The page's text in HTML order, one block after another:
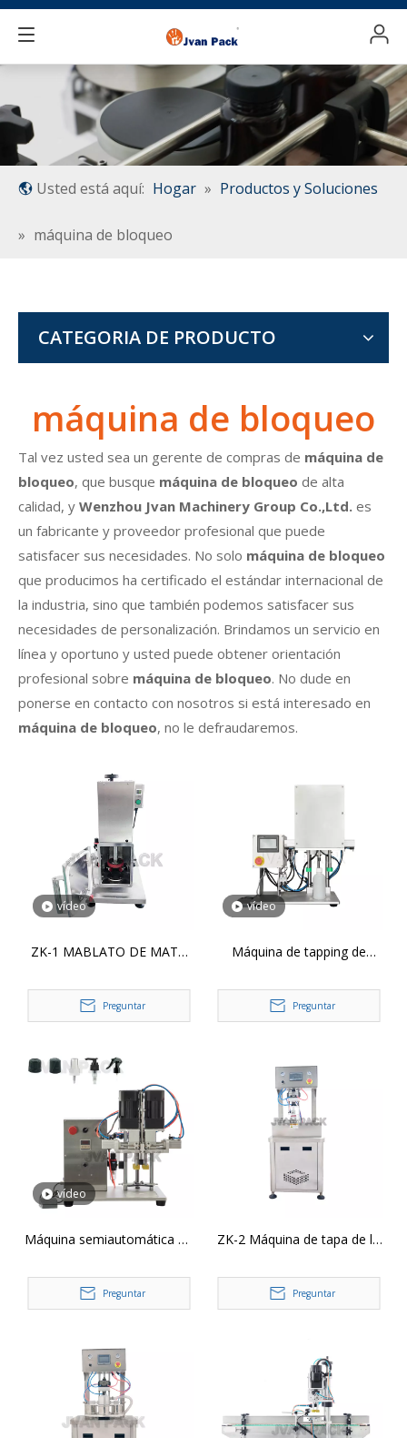
Usted está aquí: Hogar » Productos y Soluciones
» máquina de bloqueo
CATEGORIA DE PRODUCTO
máquina de bloqueo
Tal vez usted sea un gerente de compras de máquina de
bloqueo, que busque máquina de bloqueo de alta
calidad, y Wenzhou Jvan Machinery Group Co.,Ltd. es
un fabricante y proveedor profesional que puede
satisfacer sus necesidades. No solo máquina de bloqueo
que producimos ha certificado el estándar internacional de
la industria, sino que también podemos satisfacer sus
necesidades de personalización. Brindamos un servicio en
línea y oportuno y usted puede obtener orientación
profesional sobre máquina de bloqueo. No dude en
ponerse en contacto con nosotros si está interesado en
máquina de bloqueo, no le defraudaremos.
vídeo
ZK-1 MABLATO DE MATA
DE METAL DEL TAPA TAPA
VESCURA CAPING
SELLACIÓN PARA LA TAPA
Preguntar
vídeo
Máquina de tapping de
Control y Torque estable)
Preguntar
vídeo
Máquina semiautomática de
cierre por pulverización con
gatillo, máquina taponadora
esencial, YL-P
Preguntar
ZK-2 Máquina de tapa de la
semiaumático Zk-2 para
botellas de vidrio y frasco de
Preguntar